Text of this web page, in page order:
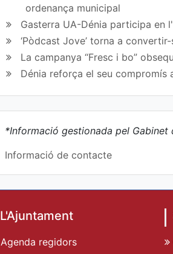
ordenança municipal
Gasterra UA-Dénia participa en
‘Pòdcast Jove’ torna a
La campanya “Fresc i bo”
Dénia reforça el seu
*Informació gestionada pel Gabinet
Informació de contacte
L'Ajuntament
Agenda regidors